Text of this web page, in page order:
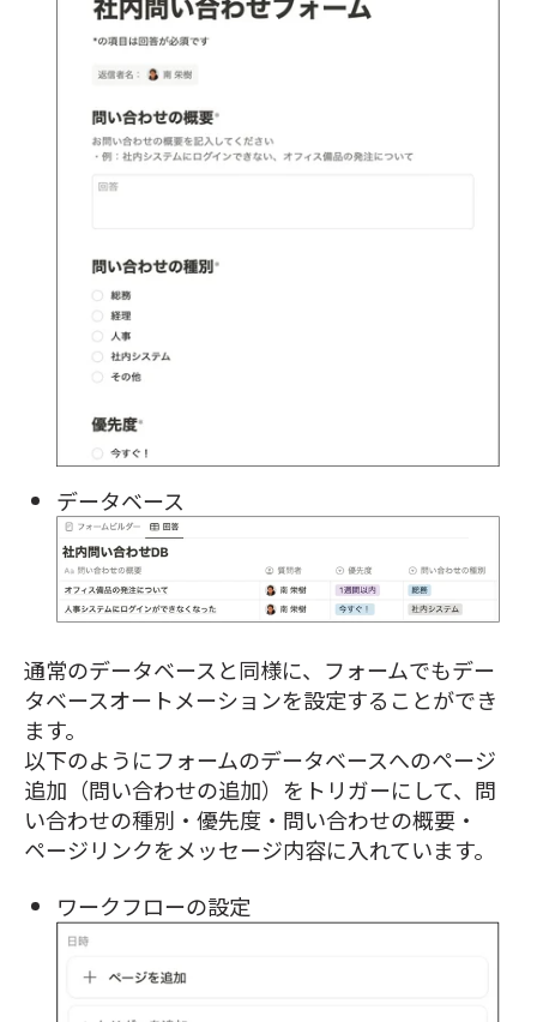
データベース
通常のデータベースと同様に、フォームでもデー
タベースオートメーションを設定することができ
ます。
以下のようにフォームのデータベースへのページ
追加（問い合わせの追加）をトリガーにして、問
い合わせの種別・優先度・問い合わせの概要・
ページリンクをメッセージ内容に入れています。
ワークフローの設定